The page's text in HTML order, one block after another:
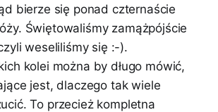
bierze się ponad czternaście
Świętowaliśmy zamążpójście
weseliliśmy się :-).
kolei można by długo mówić,
jest, dlaczego tak wiele
To przecież kompletna